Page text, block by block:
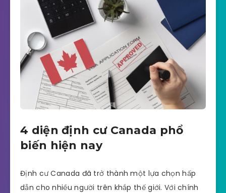
4 diện định cư Canada phổ
biến hiện nay
Định cư Canada đã trở thành một lựa chọn hấp
dẫn cho nhiều người trên khắp thế giới. Với chính